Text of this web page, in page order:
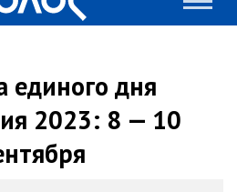
единого дня
2023: 8 — 10